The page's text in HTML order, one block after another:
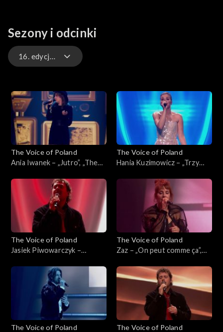
Sezony i odcinki
16. edycja – występy
16. edycja
15. edycja
The Voice of Poland
Ania Iwanek – „Jutro”, „The
listopada 2025
The Voice of Poland
Hania Kuzimowicz – „Trzy
Poland”, Finał, 29 listopada
The Voice of Poland
Jasiek Piwowarczyk –
Poland”, Finał, 29 listopada
The Voice of Poland
Zaz – „On peut comme ça”,
29 listopada 2025
The Voice of Poland
The Voice of Poland